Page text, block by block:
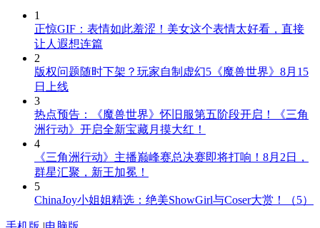
1
正惊GIF：表情如此羞涩！美女这个表情太好看，直接
让人遐想连篇
2
版权问题随时下架？玩家自制虚幻5《魔兽世界》8月15
日上线
3
热点预告：《魔兽世界》怀旧服第五阶段开启！《三角
洲行动》开启全新宝藏月摸大红！
4
《三角洲行动》主播巅峰赛总决赛即将打响！8月2日，
群星汇聚，新王加冕！
5
ChinaJoy小姐姐精选：绝美ShowGirl与Coser大赏！（5）